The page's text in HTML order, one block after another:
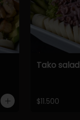
Tako salad
$11.500